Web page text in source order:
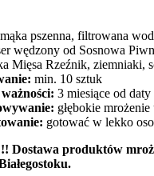
mąka pszenna, filtrowana
wędzony od Sosnowa
Mięsa Rzeźnik, ziemniaki,
min. 10 sztuk
3 miesiące od
głębokie
gotować w lekko
Dostawa produktów